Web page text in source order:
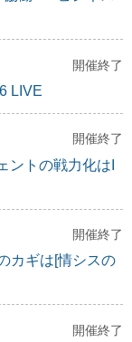
開催終了
LIVE
開催終了
ントの戦力化はI
開催終了
カギは[情シスの
開催終了